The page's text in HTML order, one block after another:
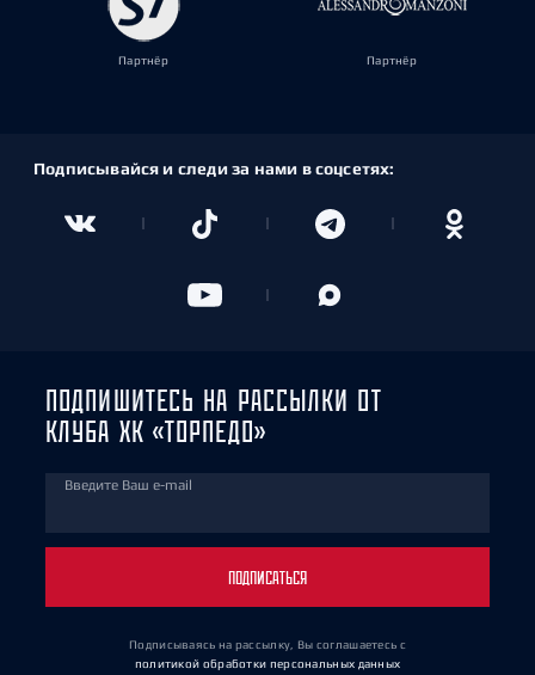
Партнёр Партнёр
Подписывайся и следи за нами в соцсетях:
ПОДПИШИТЕСЬ НА РАССЫЛКИ ОТ
КЛУБА ХК «ТОРПЕДО»
Введите Ваш e-mail
ПОДПИСАТЬСЯ
Подписываясь на рассылку, Вы соглашаетесь с
политикой обработки персональных данных